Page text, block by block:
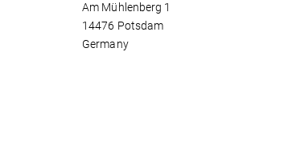
Am Mühlenberg 1
14476 Potsdam
Germany